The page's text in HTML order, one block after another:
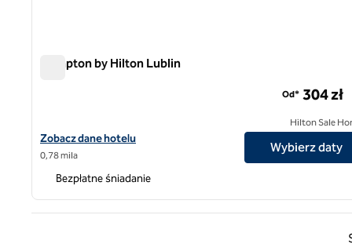
Hampton by Hilton Lublin
Zobacz szczegóły hotelu Hampton by Hilton Lublin
Zobacz dane hotelu
0,78 mila
Od* 304 zł
Hilton Sale
Wybierz daty
Bezpłatne śniadanie